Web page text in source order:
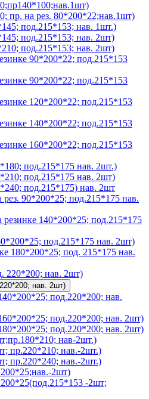
пр. на рез. 80*200*22;нав.1шт)
под.215*153; нав. 1шт.)
под.215*153; нав. 2шт)
под.215*153; нав. 2шт)
90*200*22; под.215*153
90*200*22; под.215*153
120*200*22; под.215*153
140*200*22; под.215*153
160*200*22; под.215*153
под.215*175 нав. 2шт.)
под.215*175 нав. 2шт)
под.215*175) нав. 2шт
рез. 90*200*25; под.215*175 нав.
резинке 140*200*25; под.215*175
под.215*175 нав. 2шт)
180*200*25; под. 215*175 нав.
220*200; нав. 2шт)
нав. 2шт)
под.220*200; нав.
под.220*200; нав. 2шт)
под.220*200; нав. 2шт)
нав-2шт.)
пр.220*210; нав.-2шт.)
пр.220*240; нав.-2шт.)
2шт)
-2шт;